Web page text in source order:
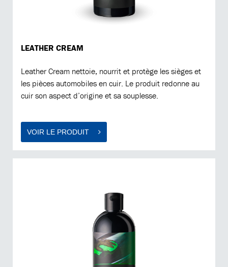
LEATHER CREAM
Leather Cream nettoie, nourrit et protège les sièges et
les pièces automobiles en cuir. Le produit redonne au
cuir son aspect d’origine et sa souplesse.
VOIR LE PRODUIT